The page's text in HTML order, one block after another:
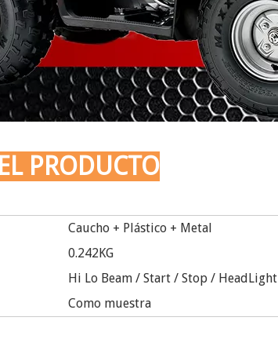
PRODUCTO
Caucho + Plástico + Metal
0.242KG
Hi Lo Beam / Start / Stop / HeadLight
Como muestra